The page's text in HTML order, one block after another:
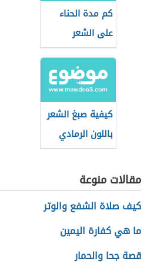
كم مدة الحناء
على الشعر
كيفية صبغ الشعر
باللون الرمادي
مقالات منوعة
كيف صلاة الشفع والوتر
ما هي كفارة اليمين
قصة جحا والحمار